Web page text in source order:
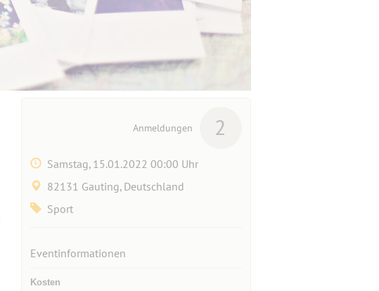
Anmeldungen 2
Samstag, 15.01.2022 00:00 Uhr
82131 Gauting, Deutschland
Sport
Eventinformationen
Kosten